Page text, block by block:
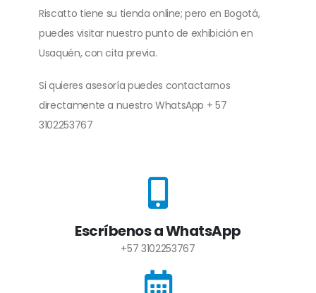
Riscatto tiene su tienda online; pero en Bogotá,
puedes visitar nuestro punto de exhibición en
Usaquén, con cita previa.
Si quieres asesoría puedes contactarnos
directamente a nuestro WhatsApp + 57
3102253767
Escríbenos a WhatsApp
+57 3102253767